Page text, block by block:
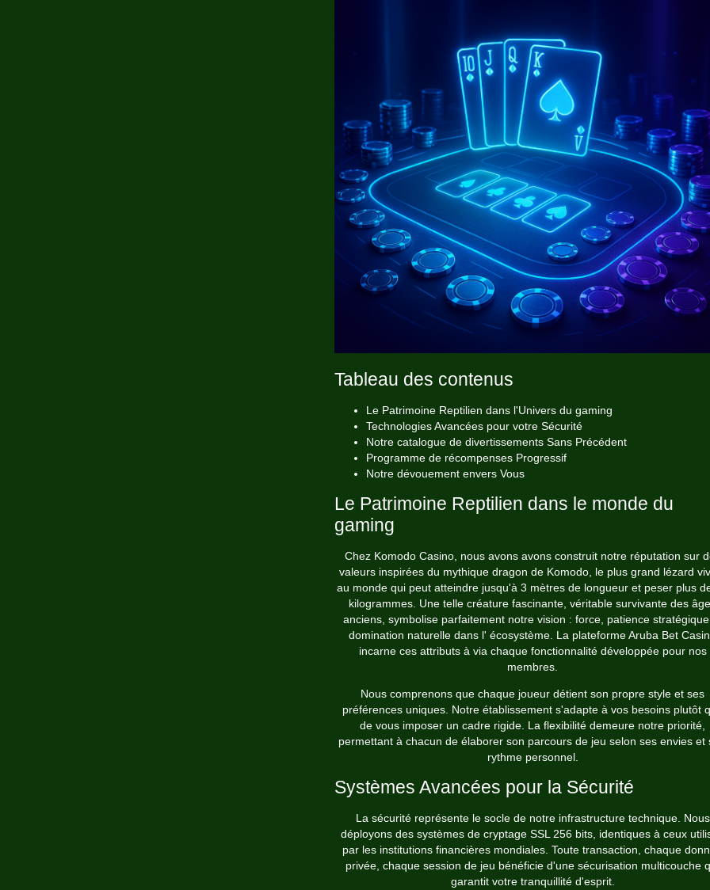
Tableau des contenus
Le Patrimoine Reptilien dans l'Univers du gaming
Technologies Avancées pour votre Sécurité
Notre catalogue de divertissements Sans Précédent
Programme de récompenses Progressif
Notre dévouement envers Vous
Le Patrimoine Reptilien dans le monde du
gaming
Chez Komodo Casino, nous avons avons construit notre réputation sur
valeurs inspirées du mythique dragon de Komodo, le plus grand lézard
au monde qui peut atteindre jusqu'à 3 mètres de longueur et peser plus
kilogrammes. Une telle créature fascinante, véritable survivante des
anciens, symbolise parfaitement notre vision : force, patience
domination naturelle dans l' écosystème. La plateformeAruba Bet
incarne ces attributs à via chaque fonctionnalité développée pour nos
membres.
Nous comprenons que chaque joueur détient son propre style et ses
préférences uniques. Notre établissement s'adapte à vos besoins plutôt
de vous imposer un cadre rigide. La flexibilité demeure notre priorité,
permettant à chacun de élaborer son parcours de jeu selon ses envies et
rythme personnel.
Systèmes Avancées pour la Sécurité
La sécurité représente le socle de notre infrastructure technique. Nous
déployons des systèmes de cryptage SSL 256 bits, identiques à ceux
par les institutions financières mondiales. Toute transaction, chaque
privée, chaque session de jeu bénéficie d'une sécurisation multicouche
garantit votre tranquillité d'esprit.